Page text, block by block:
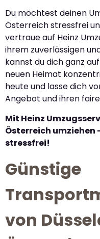
Du möchtest deinen
Österreich stressfrei
vertraue auf Heinz
ihrem zuverlässigen
kannst du dich ganz
neuen Heimat
heute und lasse dich
Angebot und ihren
Mit Heinz
Österreich umziehen
stressfrei!
Günstige
von